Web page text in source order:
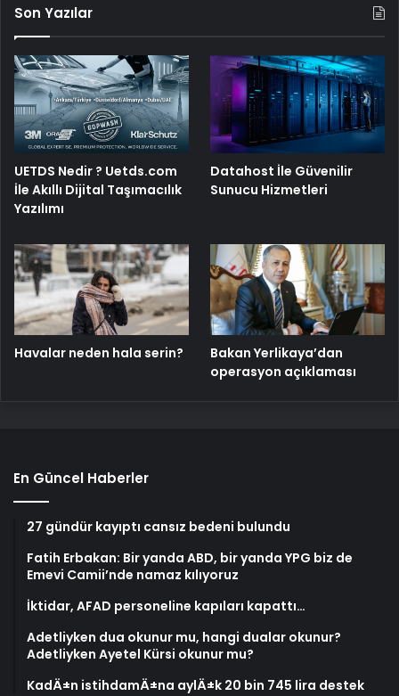
Son Yazılar
UETDS Nedir ? Uetds.com
İle Akıllı Dijital Taşımacılık
Yazılımı
Datahost İle Güvenilir
Sunucu Hizmetleri
Havalar neden hala serin?
Bakan Yerlikaya’dan
operasyon açıklaması
En Güncel Haberler
27 gündür kayıptı cansız bedeni bulundu
Fatih Erbakan: Bir yanda ABD, bir yanda YPG biz de
Emevi Camii’nde namaz kılıyoruz
İktidar, AFAD personeline kapıları kapattı…
Adetliyken dua okunur mu, hangi dualar okunur?
Adetliyken Ayetel Kürsi okunur mu?
KadÄ±n istihdamÄ±na aylÄ±k 20 bin 745 lira destek